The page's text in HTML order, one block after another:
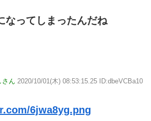
なってしまったんだね
さん 2020/10/01(木) 08:53:15.25 ID:dbeVCBa10
6jwa8yg.png